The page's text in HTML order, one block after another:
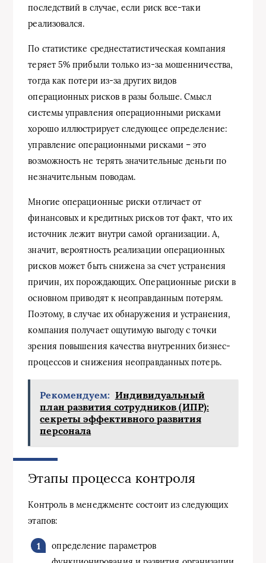
последствий в случае, если риск все-таки
реализовался.
По статистике среднестатистическая компания
теряет 5% прибыли только из-за мошенничества,
тогда как потери из-за других видов
операционных рисков в разы больше. Смысл
системы управления операционными рисками
хорошо иллюстрирует следующее определение:
управление операционными рисками – это
возможность не терять значительные деньги по
незначительным поводам.
Многие операционные риски отличает от
финансовых и кредитных рисков тот факт, что их
источник лежит внутри самой организации. А,
значит, вероятность реализации операционных
рисков может быть снижена за счет устранения
причин, их порождающих. Операционные риски в
основном приводят к неоправданным потерям.
Поэтому, в случае их обнаружения и устранения,
компания получает ощутимую выгоду с точки
зрения повышения качества внутренних бизнес-
процессов и снижения неоправданных потерь.
Рекомендуем: Индивидуальный
план развития сотрудников (ИПР):
секреты эффективного развития
персонала
Этапы процесса контроля
Контроль в менеджменте состоит из следующих
этапов:
определение параметров